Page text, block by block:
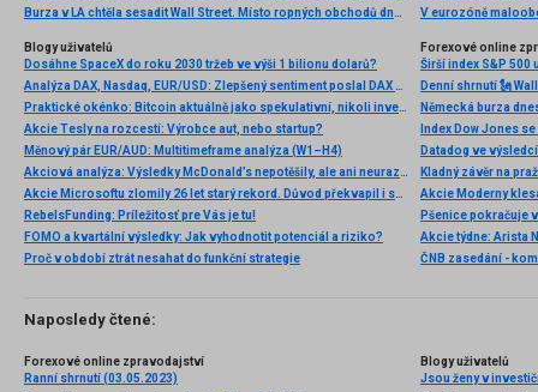
Burza v LA chtěla sesadit Wall Street. Místo ropných obchodů dnes místem duní basy
V eurozóně
Blogy uživatelů
Dosáhne SpaceX do roku 2030 tržeb ve výši 1 bilionu dolarů?
Analýza DAX, Nasdaq, EUR/USD: Zlepšený sentiment poslal DAX na nová maxima
Praktické okénko: Bitcoin aktuálně jako spekulativní, nikoli investiční aktivum
Akcie Tesly na rozcestí: Výrobce aut, nebo startup?
Měnový pár EUR/AUD: Multitimeframe analýza (W1–H4)
Akciová analýza: Výsledky McDonald’s nepotěšily, ale ani neurazily. Jakou vizi společnost prezentovala?
Akcie Microsoftu zlomily 26 let starý rekord. Důvod překvapil i samotné investory
RebelsFunding: Príležitosť pre Vás je tu!
FOMO a kvartální výsledky: Jak vyhodnotit potenciál a riziko?
Proč v období ztrát nesahat do funkční strategie
Forexové online
Širší index S&P
Index Dow Jones
Kladný závěr na
ČNB zasedání -
Naposledy čtené:
Forexové online zpravodajství
Ranní shrnutí (03.05.2023)
Blogy uživatelů